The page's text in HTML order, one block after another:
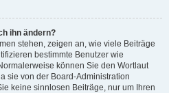
ihn ändern?
stehen, zeigen an, wie viele Beiträge
bestimmte Benutzer wie
können Sie den Wortlaut
sie von der Board-Administration
keine sinnlosen Beiträge, nur um Ihren